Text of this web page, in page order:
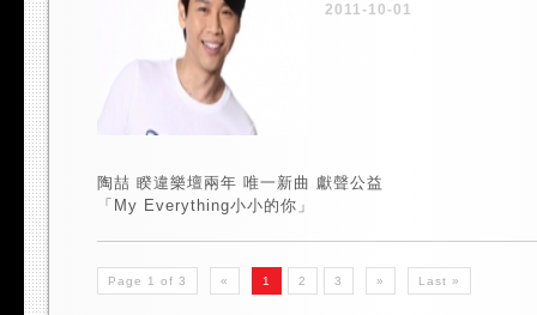
2011-10-01
陶喆 睽違樂壇兩年 唯一新曲 獻聲公益
「My Everything小小的你」
Page 1 of 3 « 1 2 3 » Last »